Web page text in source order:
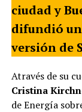
ciudad y
difundió
versión de
Através de su
Cristina
de Energía